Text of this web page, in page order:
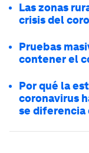
Las zonas
crisis del
Pruebas
contener el
Por qué la
coronavirus
se diferencia